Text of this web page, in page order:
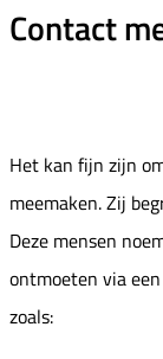
Contact
Het kan fijn zijn
meemaken. Zij
Deze mensen
ontmoeten via
zoals: